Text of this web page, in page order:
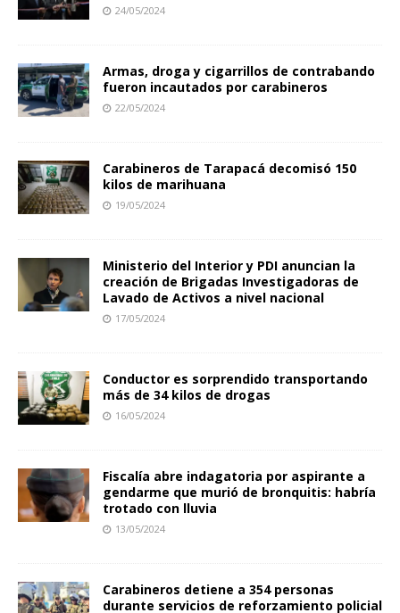
24/05/2024
Armas, droga y cigarrillos de contrabando
fueron incautados por carabineros
22/05/2024
Carabineros de Tarapacá decomisó 150
kilos de marihuana
19/05/2024
Ministerio del Interior y PDI anuncian la
creación de Brigadas Investigadoras de
Lavado de Activos a nivel nacional
17/05/2024
Conductor es sorprendido transportando
más de 34 kilos de drogas
16/05/2024
Fiscalía abre indagatoria por aspirante a
gendarme que murió de bronquitis: habría
trotado con lluvia
13/05/2024
Carabineros detiene a 354 personas
durante servicios de reforzamiento policial